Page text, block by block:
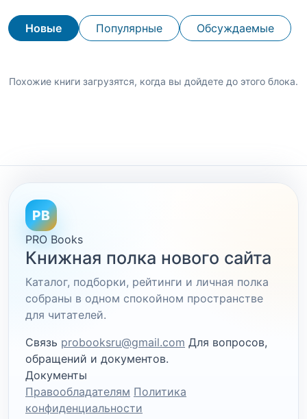
Новые Популярные Обсуждаемые
Похожие книги загрузятся, когда вы дойдете до этого блока.
PB
PRO Books
Книжная полка нового сайта
Каталог, подборки, рейтинги и личная полка
собраны в одном спокойном пространстве
для читателей.
Связь probooksru@gmail.com Для вопросов,
обращений и документов.
Документы
Правообладателям Политика
конфиденциальности